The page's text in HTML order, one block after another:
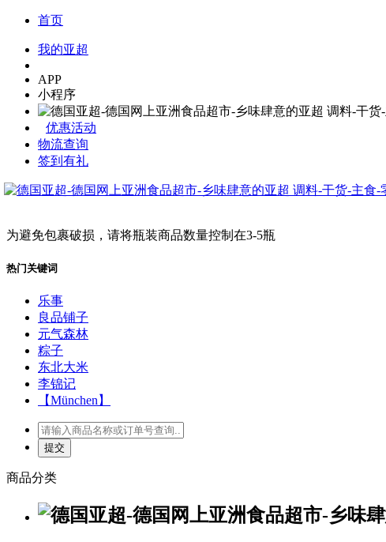
首页
我的亚超
APP
小程序
优惠活动
物流查询
签到有礼
为避免包裹破损，请将瓶装商品数量控制在3-5瓶
热门关键词
乐事
良品铺子
元气森林
粽子
东北大米
李锦记
【München】
商品分类